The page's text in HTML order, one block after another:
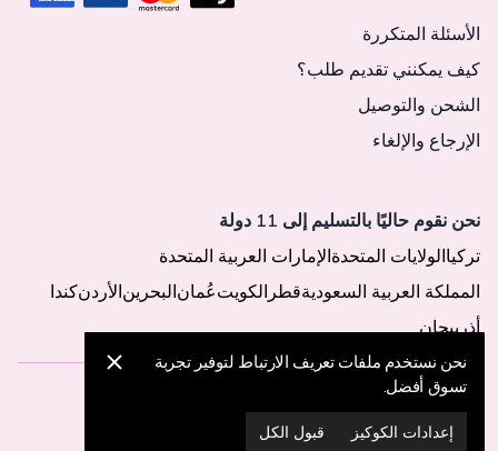
الأسئلة المتكررة
كيف يمكنني تقديم طلب؟
الشحن والتوصيل
الإرجاع والإلغاء
نحن نقوم حاليًا بالتسليم إلى 11 دولة
تركياالولايات المتحدةالإمارات العربية المتحدة
المملكة العربية السعوديةقطر الكويتعُمانالبحرينالأردنكندا
أذربيجان
© 2025 MegaButik -
نحن نستخدم ملفات تعريف الارتباط لتوفير تجربة
تسوق أفضل.
إعدادات الكوكيز قبول الكل